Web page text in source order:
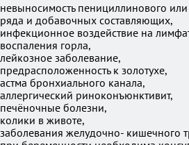
невыносимость пенициллинового
ряда и добавочных составляющих,
инфекционное воздействие на
воспаления горла,
лейкозное заболевание,
предрасположенность к золотухе,
астма бронхиального канала,
аллергический риноконъюнктивит,
печёночные болезни,
колики в животе,
заболевания желудочно- кишечного